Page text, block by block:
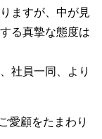
ますが、中が見
る真摯な態度は
社員一同、より
愛顧をたまわり